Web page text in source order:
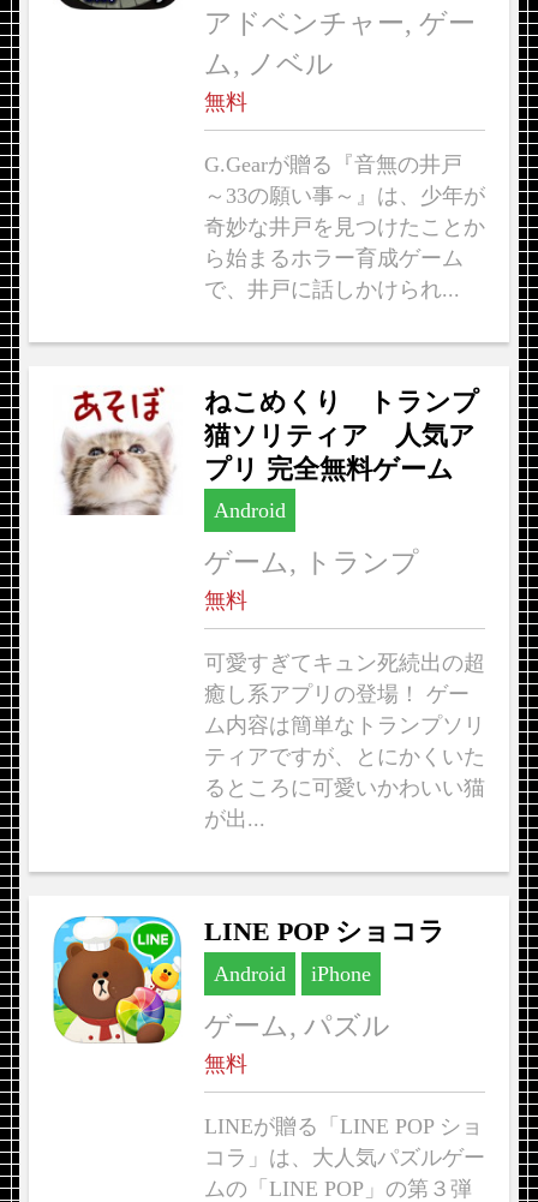
アドベンチャー, ゲー
ム, ノベル
無料
G.Gearが贈る『音無の井戸
～33の願い事～』は、少年が
奇妙な井戸を見つけたことか
ら始まるホラー育成ゲーム
で、井戸に話しかけられ...
ねこめくり トランプ
猫ソリティア 人気ア
プリ 完全無料ゲーム
Android
ゲーム, トランプ
無料
可愛すぎてキュン死続出の超
癒し系アプリの登場！ ゲー
ム内容は簡単なトランプソリ
ティアですが、とにかくいた
るところに可愛いかわいい猫
が出...
LINE POP ショコラ
Android iPhone
ゲーム, パズル
無料
LINEが贈る「LINE POP ショ
コラ」は、大人気パズルゲー
ムの「LINE POP」の第３弾